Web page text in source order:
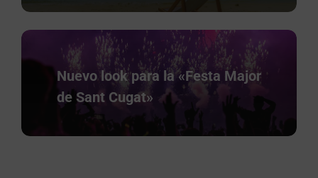
Nuevo look para la «Festa Major
de Sant Cugat»